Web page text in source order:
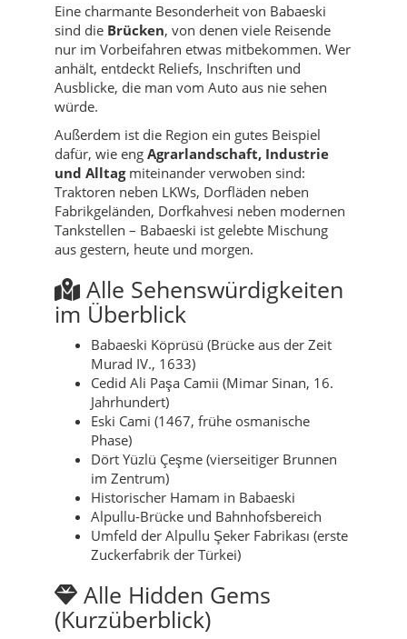
Eine charmante Besonderheit von Babaeski
sind die Brücken, von denen viele Reisende
nur im Vorbeifahren etwas mitbekommen. Wer
anhält, entdeckt Reliefs, Inschriften und
Ausblicke, die man vom Auto aus nie sehen
würde.
Außerdem ist die Region ein gutes Beispiel
dafür, wie eng Agrarlandschaft, Industrie
und Alltagmiteinander verwoben sind:
Traktoren neben LKWs, Dorfläden neben
Fabrikgeländen, Dorfkahvesi neben modernen
Tankstellen – Babaeski ist gelebte Mischung
aus gestern, heute und morgen.
Alle Sehenswürdigkeiten
im Überblick
Babaeski Köprüsü (Brücke aus der Zeit
Murad IV., 1633)
Cedid Ali Paşa Camii (Mimar Sinan, 16.
Jahrhundert)
Eski Cami (1467, frühe osmanische
Phase)
Dört Yüzlü Çeşme (vierseitiger Brunnen
im Zentrum)
Historischer Hamam in Babaeski
Alpullu-Brücke und Bahnhofsbereich
Umfeld der Alpullu Şeker Fabrikası (erste
Zuckerfabrik der Türkei)
Alle Hidden Gems
(Kurzüberblick)